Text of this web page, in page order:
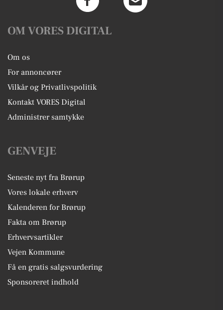
OM VORES DIGITAL
Om os
For annoncører
Vilkår og Privatlivspolitik
Kontakt VORES Digital
Administrer samtykke
GENVEJE
Seneste nyt fra Brørup
Vores lokale erhverv
Kalenderen for Brørup
Fakta om Brørup
Erhvervsartikler
Vejen Kommune
Få en gratis salgsvurdering
Sponsoreret indhold